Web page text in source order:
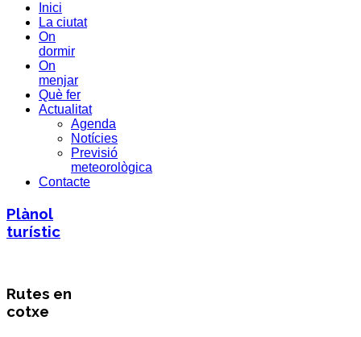
Inici
La ciutat
On
dormir
On
menjar
Què fer
Actualitat
Agenda
Notícies
Previsió
meteorològica
Contacte
Plànol
turístic
Rutes en
cotxe